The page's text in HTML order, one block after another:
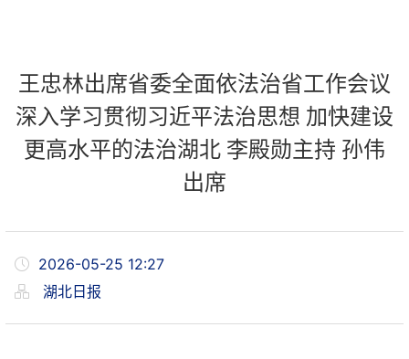
王忠林出席省委全面依法治省工作会议
深入学习贯彻习近平法治思想 加快建设
更高水平的法治湖北 李殿勋主持 孙伟
出席
2026-05-25 12:27
湖北日报